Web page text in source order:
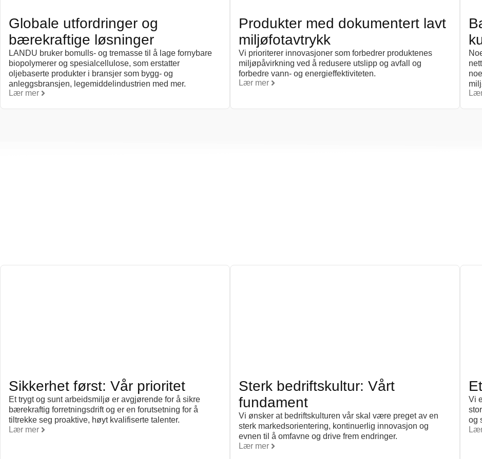
Globale utfordringer og
bærekraftige løsninger
LANDU bruker bomulls- og tremasse til å lage fornybare
biopolymerer og spesialcellulose, som erstatter
oljebaserte produkter i bransjer som bygg- og
anleggsbransjen, legemiddelindustrien med mer.
Lær mer
Produkter med dokumentert lavt
miljøfotavtrykk
Vi prioriterer innovasjoner som forbedrer produktenes
miljøpåvirkning ved å redusere utslipp og avfall og
forbedre vann- og energieffektiviteten.
Lær mer
Sikkerhet først: Vår prioritet
Et trygt og sunt arbeidsmiljø er avgjørende for å sikre
bærekraftig forretningsdrift og er en forutsetning for å
tiltrekke seg proaktive, høyt kvalifiserte talenter.
Lær mer
Sterk bedriftskultur: Vårt
fundament
Vi ønsker at bedriftskulturen vår skal være preget av en
sterk markedsorientering, kontinuerlig innovasjon og
evnen til å omfavne og drive frem endringer.
Lær mer
Vi
og